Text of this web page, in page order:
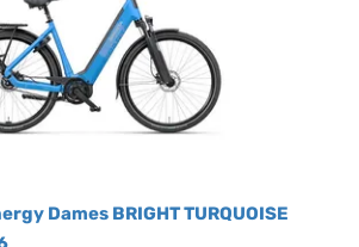
Dames BRIGHT TURQUOISE